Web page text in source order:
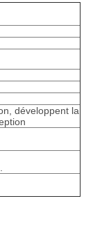
développent la